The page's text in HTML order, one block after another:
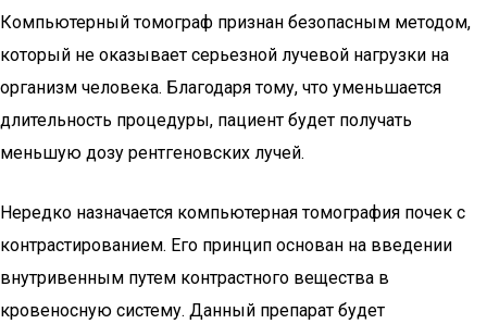
Компьютерный томограф признан безопасным методом,
который не оказывает серьезной лучевой нагрузки на
организм человека. Благодаря тому, что уменьшается
длительность процедуры, пациент будет получать
меньшую дозу рентгеновских лучей.
Нередко назначается компьютерная томография почек с
контрастированием. Его принцип основан на введении
внутривенным путем контрастного вещества в
кровеносную систему. Данный препарат будет